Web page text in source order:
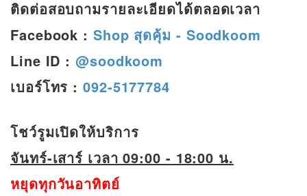
ติดต่อสอบถามรายละเอียดได้ตลอดเวลา
Facebook : Shop สุดคุ้ม - Soodkoom
Line ID :@soodkoom
เบอร์โทร : 092-5177784
โชว์รูมเปิดให้บริการ
จันทร์-เสาร์ เวลา 09:00 - 18:00 น.
หยุดทุกวันอาทิตย์